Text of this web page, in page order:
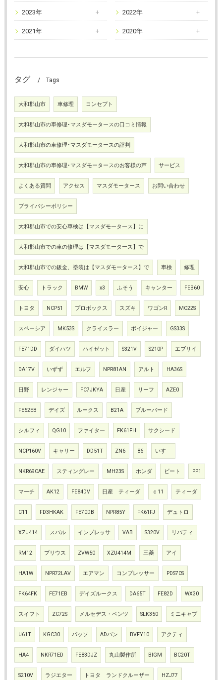
2023年 2022年
2021年 2020年
タグ Tags
大和郡山市 車修理 コンセプト
大和郡山市の車修理･マスダモータースの口コミ情報
大和郡山市の車修理･マスダモータースの評判
大和郡山市の車修理･マスダモータースのお客様の声 サービス
よくある質問 アクセス マスダモータース お問い合わせ
プライバシーポリシー
大和郡山市での安心車検は【マスダモータース】に
大和郡山市での車の修理は【マスダモータース】で
大和郡山市での鈑金、塗装は【マスダモータース】で 車検 修理
安心 トラック BMW x3 ふそう キャンター FEB60
トヨタ NCP51 プロボックス スズキ ワゴンR MC22S
スペーシア MK53S クライスラー ボイジャー GS33S
FE71DD ダイハツ ハイゼット S321V S210P エブリイ
DA17V いずず エルフ NPR81AN アルト HA36S
日野 レンジャー FC7JKYA 日産 リーフ AZE0
FE52EB デイズ ルークス B21A ブルーバード
シルフィ QG10 ファイター FK61FH サクシード
NCP160V キャリー DD51T ZN6 86 いすゞ
NKR69CAE スティングレー MH23S ホンダ ビート PP1
マーチ AK12 FE84DV 日産 ティーダ ｃ11 ティーダ
C11 FD3HKAK FE70DB NPR85Y FK61FJ デュトロ
XZU414 スバル インプレッサ VAB S320V リバティ
RM12 プリウス ZVW50 XZU414M 三菱 アイ
HA1W NPR72LAV エアマン コンプレッサー PDS70S
FK64FK FE71EB デイズルークス DA65T FE82D WX30
スイフト ZC72S メルセデス・ベンツ SLK350 ミニキャブ
U61T KGC30 パッソ ADバン BVFY10 アクティ
HA4 NKR71ED FE83DJZ 丸山製作所 BIGM BC20T
S210V ラジエター トヨタ ランドクルーザー HZJ77